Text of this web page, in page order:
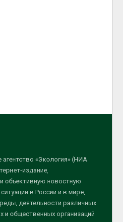
«Экология» (НИА
издание,
объективную новостную
в России и в мире,
деятельности различных
и общественных организаций